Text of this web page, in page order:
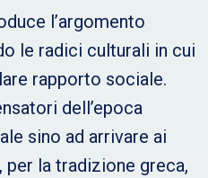
l’argomento
le radici culturali in cui
rapporto sociale.
dell’epoca
sino ad arrivare ai
la tradizione greca,